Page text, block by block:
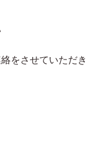
をさせていただき